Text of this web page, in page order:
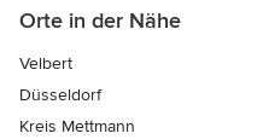
Orte in der Nähe
Velbert
Düsseldorf
Kreis Mettmann